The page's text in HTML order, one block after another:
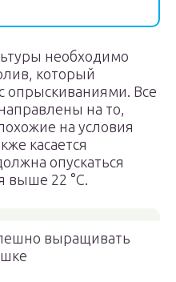
необходимо
который
опрыскиваниями. Все
на то,
на условия
касается
опускаться
выше 22 °С.
выращивать